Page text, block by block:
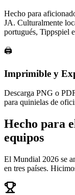
Hecho para
JA. Culturalmente
portugués, Tippspiel
🖨️
Imprimible y
Descarga PNG o
para quinielas de
Hecho para
equipos
El Mundial 2026 se
en tres países.